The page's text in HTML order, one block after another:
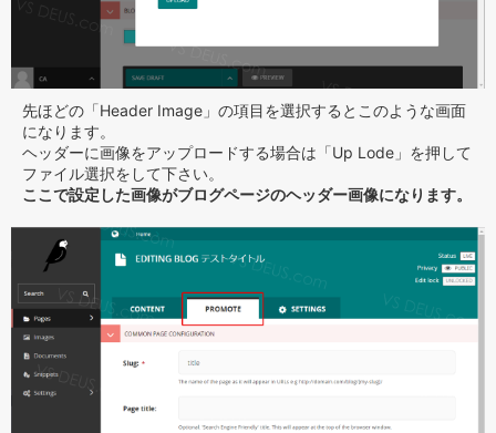
先ほどの「Header Image」の項目を選択するとこのような画面
になります。
ヘッダーに画像をアップロードする場合は「Up Lode」を押して
ファイル選択をして下さい。
ここで設定した画像がブログページのヘッダー画像になります。